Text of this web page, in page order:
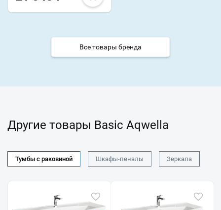
Все товары бренда
Другие товары Basic Aqwella
Тумбы с раковиной Шкафы-пеналы Зеркала